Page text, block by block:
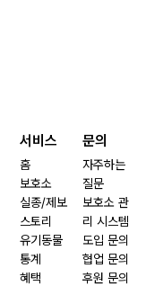
서비스
홈
보호소
실종/제보
스토리
유기동물
통계
혜택
문의
자주하는
질문
보호소 관
리 시스템
도입 문의
협업 문의
후원 문의